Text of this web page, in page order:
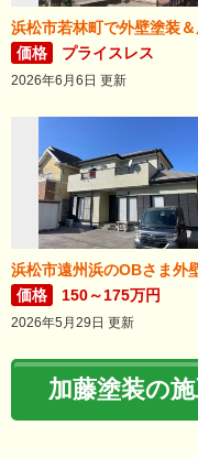
価格
プライスレス
2026年6月6日 更新
価格
150～175万円
2026年5月29日 更新
加藤塗装の